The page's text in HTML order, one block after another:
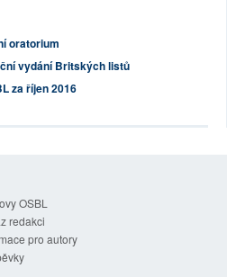
oratorium
vydání Britských listů
za říjen 2016
OSBL
redakci
pro autory